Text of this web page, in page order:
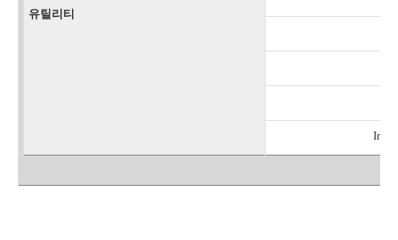
유틸리티